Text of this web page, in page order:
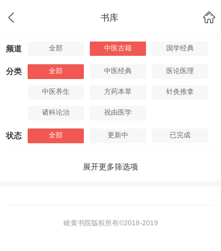
书库
频道 全部 中医古籍 国学经典
分类 全部 中医经典 医论医理
中医养生 方药本草 针灸推拿
诸科论治 祝由医学
状态 全部 更新中 已完成
展开更多筛选项
岐黄书院版权所有©2018-2019